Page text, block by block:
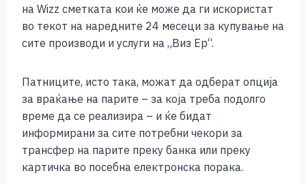
на Wizz сметката кои ќе може да ги искористат
во текот на наредните 24 месеци за купување на
сите производи и услуги на „Виз Ер“.
Патниците, исто така, можат да одберат опција
за враќање на парите – за која треба подолго
време да се реализира – и ќе бидат
информирани за сите потребни чекори за
трансфер на парите преку банка или преку
картичка во посебна електронска порака.